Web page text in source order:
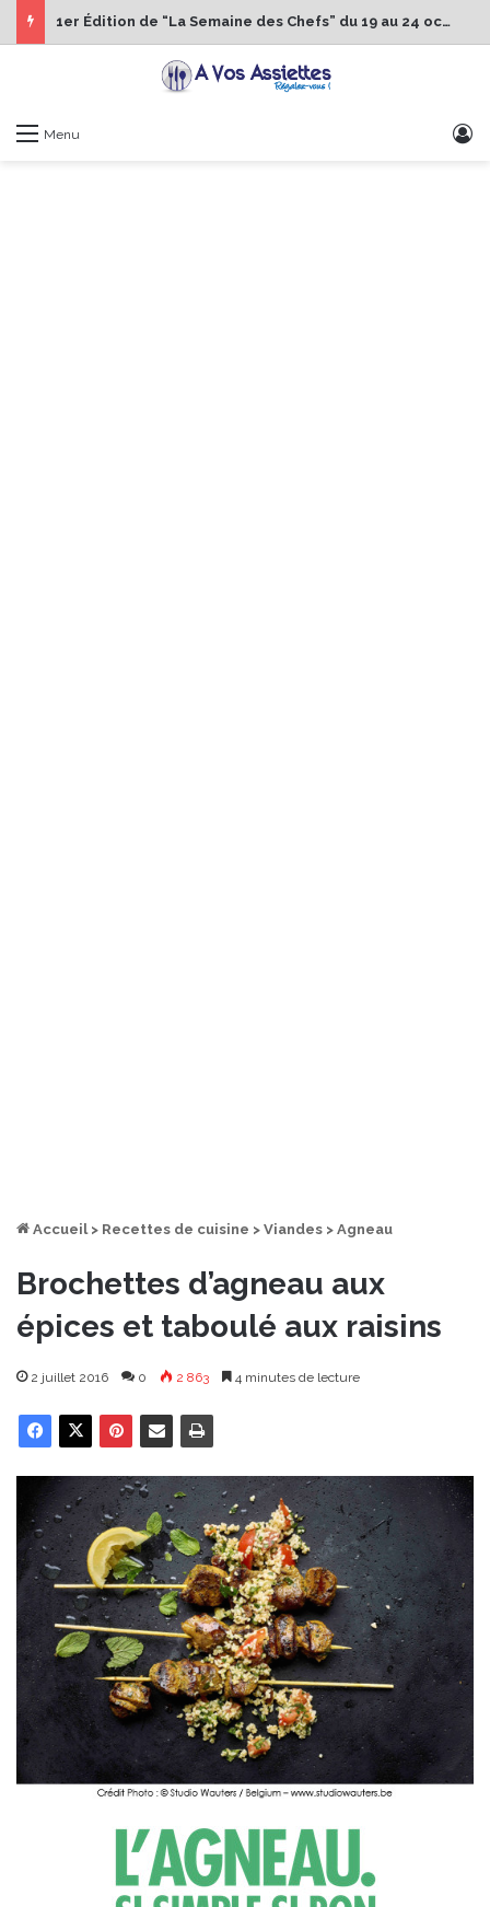
1er Édition de “La Semaine des Chefs” du 19 au 24 octobre 2026
Menu
Accueil > Recettes de cuisine > Viandes > Agneau
Brochettes d’agneau aux
épices et taboulé aux raisins
2 juillet 2016 0 2 863 4 minutes de lecture